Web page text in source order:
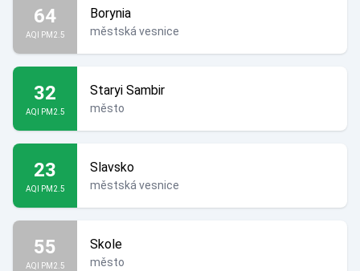
64
AQI PM2.5
Borynia
městská vesnice
32
AQI PM2.5
Staryi Sambir
město
23
AQI PM2.5
Slavsko
městská vesnice
55
AQI PM2.5
Skole
město